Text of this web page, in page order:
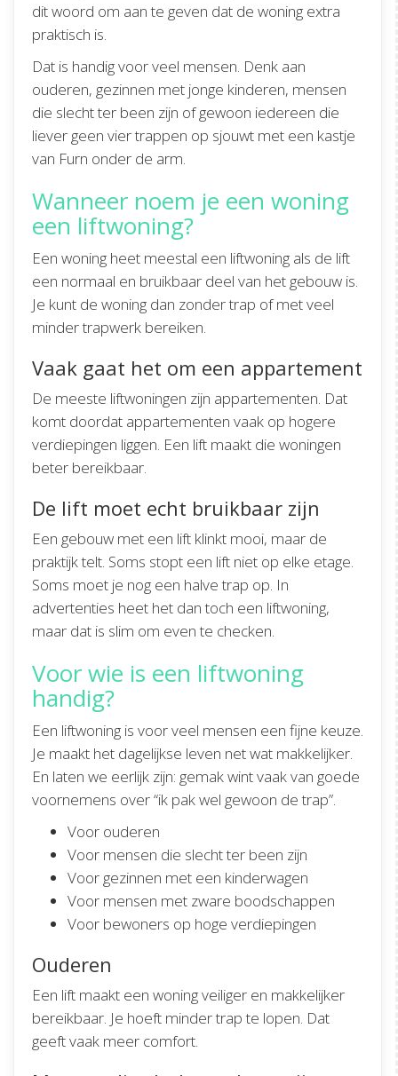
dit woord om aan te geven dat de woning extra
praktisch is.
Dat is handig voor veel mensen. Denk aan
ouderen, gezinnen met jonge kinderen, mensen
die slecht ter been zijn of gewoon iedereen die
liever geen vier trappen op sjouwt met een kastje
van Furn onder de arm.
Wanneer noem je een woning
een liftwoning?
Een woning heet meestal een liftwoning als de lift
een normaal en bruikbaar deel van het gebouw is.
Je kunt de woning dan zonder trap of met veel
minder trapwerk bereiken.
Vaak gaat het om een appartement
De meeste liftwoningen zijn appartementen. Dat
komt doordat appartementen vaak op hogere
verdiepingen liggen. Een lift maakt die woningen
beter bereikbaar.
De lift moet echt bruikbaar zijn
Een gebouw met een lift klinkt mooi, maar de
praktijk telt. Soms stopt een lift niet op elke etage.
Soms moet je nog een halve trap op. In
advertenties heet het dan toch een liftwoning,
maar dat is slim om even te checken.
Voor wie is een liftwoning
handig?
Een liftwoning is voor veel mensen een fijne keuze.
Je maakt het dagelijkse leven net wat makkelijker.
En laten we eerlijk zijn: gemak wint vaak van goede
voornemens over “ik pak wel gewoon de trap”.
Voor ouderen
Voor mensen die slecht ter been zijn
Voor gezinnen met een kinderwagen
Voor mensen met zware boodschappen
Voor bewoners op hoge verdiepingen
Ouderen
Een lift maakt een woning veiliger en makkelijker
bereikbaar. Je hoeft minder trap te lopen. Dat
geeft vaak meer comfort.